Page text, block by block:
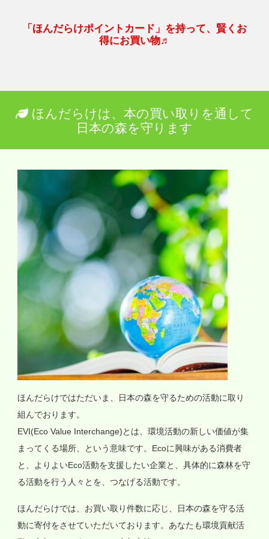
「ほんだらけポイントカード」を持って、賢くお
得にお買い物♬
ほんだらけは、本の買い取りを通して
日本の森を守ります
ほんだらけではただいま、日本の森を守るための活動に取り
組んでおります。
EVI(Eco Value Interchange)とは、環境活動の新しい価値が集
まってくる場所、という意味です。Ecoに興味がある消費者
と、よりよいEco活動を支援したい企業と、具体的に森林を守
る活動を行う人々とを、つなげる活動です。
ほんだらけでは、お買い取り件数に応じ、日本の森を守る活
動に寄付をさせていただいております。あなたも環境貢献活